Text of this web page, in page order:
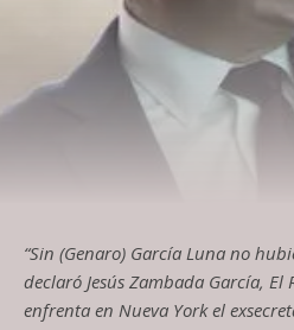
“Sin (Genaro) García Luna no
declaró Jesús Zambada García, El
enfrenta en Nueva York el